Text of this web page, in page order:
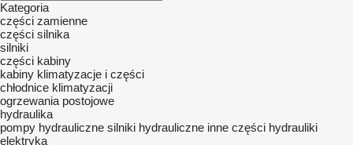
Kategoria
części zamienne
części silnika
silniki
części kabiny
kabiny klimatyzacje i części
chłodnice klimatyzacji
ogrzewania postojowe
hydraulika
pompy hydrauliczne silniki hydrauliczne inne części hydrauliki
elektryka